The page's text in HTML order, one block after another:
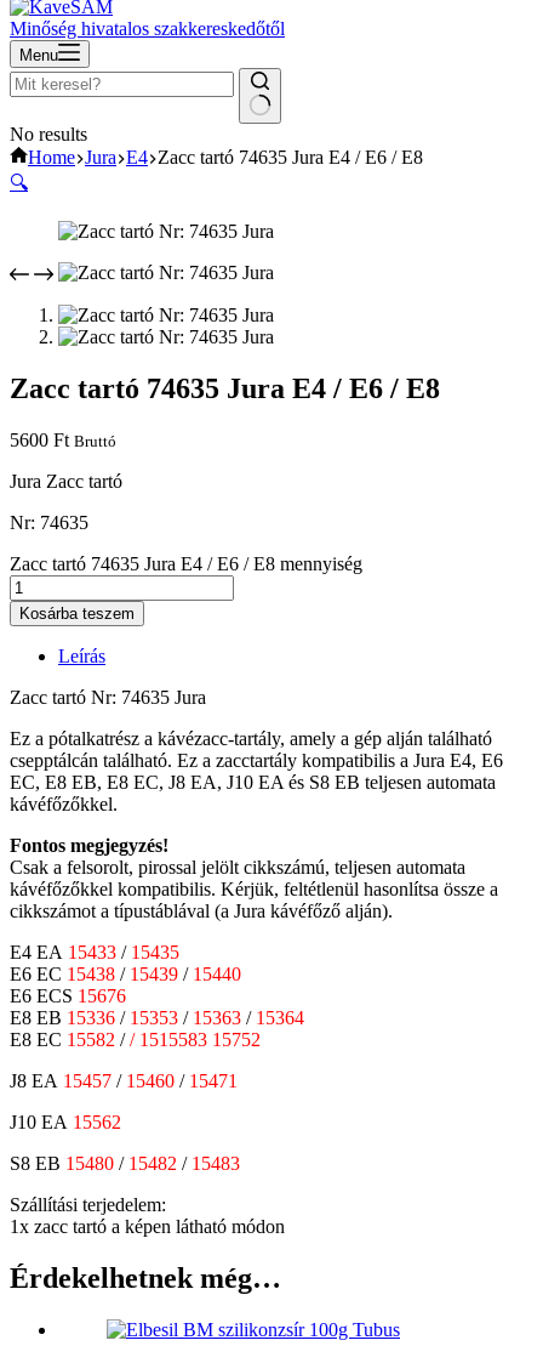
Minőség hivatalos szakkereskedőtől
Menu
No results
Home Jura E4 Zacc tartó 74635 Jura E4 / E6 / E8
🔍
Zacc tartó 74635 Jura E4 / E6 / E8
5600 Ft Bruttó
Jura Zacc tartó
Nr: 74635
Zacc tartó 74635 Jura E4 / E6 / E8 mennyiség
Kosárba teszem
Leírás
Zacc tartó Nr: 74635 Jura
Ez a pótalkatrész a kávézacc-tartály, amely a gép alján található
csepptálcán található. Ez a zacctartály kompatibilis a Jura E4, E6
EC, E8 EB, E8 EC, J8 EA, J10 EA és S8 EB teljesen automata
kávéfőzőkkel.
Fontos megjegyzés!
Csak a felsorolt, pirossal jelölt cikkszámú, teljesen automata
kávéfőzőkkel kompatibilis. Kérjük, feltétlenül hasonlítsa össze a
cikkszámot a típustáblával (a Jura kávéfőző alján).
E4 EA 15433 / 15435
E6 EC 15438 / 15439 / 15440
E6 ECS 15676
E8 EB 15336 / 15353 / 15363 / 15364
E8 EC 15582 // 1515583 15752
J8 EA 15457 / 15460 / 15471
J10 EA 15562
S8 EB 15480 / 15482 / 15483
Szállítási terjedelem:
1x zacc tartó a képen látható módon
Érdekelhetnek még…